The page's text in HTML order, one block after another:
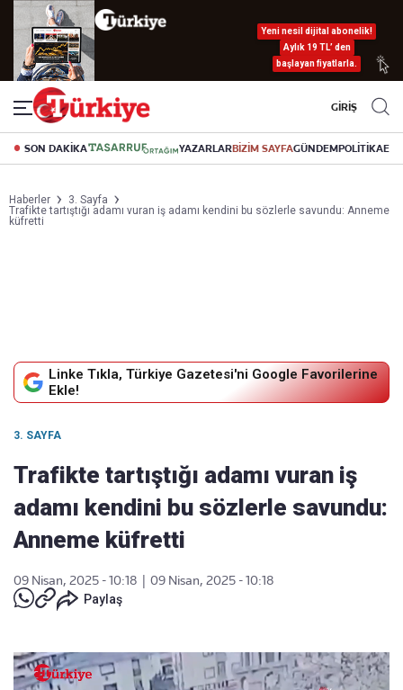
Yeni nesil dijital abonelik!
Aylık 19 TL’ den
başlayan fiyatlarla.
GİRİŞ
SON DAKİKA YAZARLARBİZİM SAYFAGÜNDEMPOLİTİKA
Haberler
3. Sayfa
Trafikte tartıştığı adamı vuran iş adamı kendini bu sözlerle savundu: Anneme
küfretti
Linke Tıkla, Türkiye Gazetesi'ni Google Favorilerine
Ekle!
3. SAYFA
Trafikte tartıştığı adamı vuran iş
adamı kendini bu sözlerle savundu:
Anneme küfretti
09 Nisan, 2025 - 10:18
09 Nisan, 2025 - 10:18
Paylaş